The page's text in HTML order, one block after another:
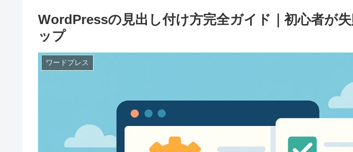
WordPressの見出し付け方完全ガイド｜初心者が
ップ
ワードプレス